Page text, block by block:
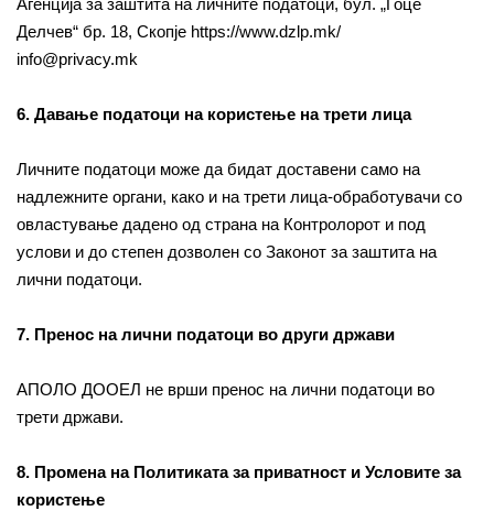
Агенција за заштита на личните податоци, бул. „Гоце
Делчев“ бр. 18, Скопје https://www.dzlp.mk/
info@privacy.mk
6. Давање податоци на користење на трети лица
Личните податоци може да бидат доставени само на
надлежните органи, како и на трети лица-обработувачи со
овластување дадено од страна на Контролорот и под
услови и до степен дозволен со Законот за заштита на
лични податоци.
7. Пренос на лични податоци во други држави
АПОЛО ДООЕЛ не врши пренос на лични податоци во
трети држави.
8. Промена на Политиката за приватност и Условите за
користење